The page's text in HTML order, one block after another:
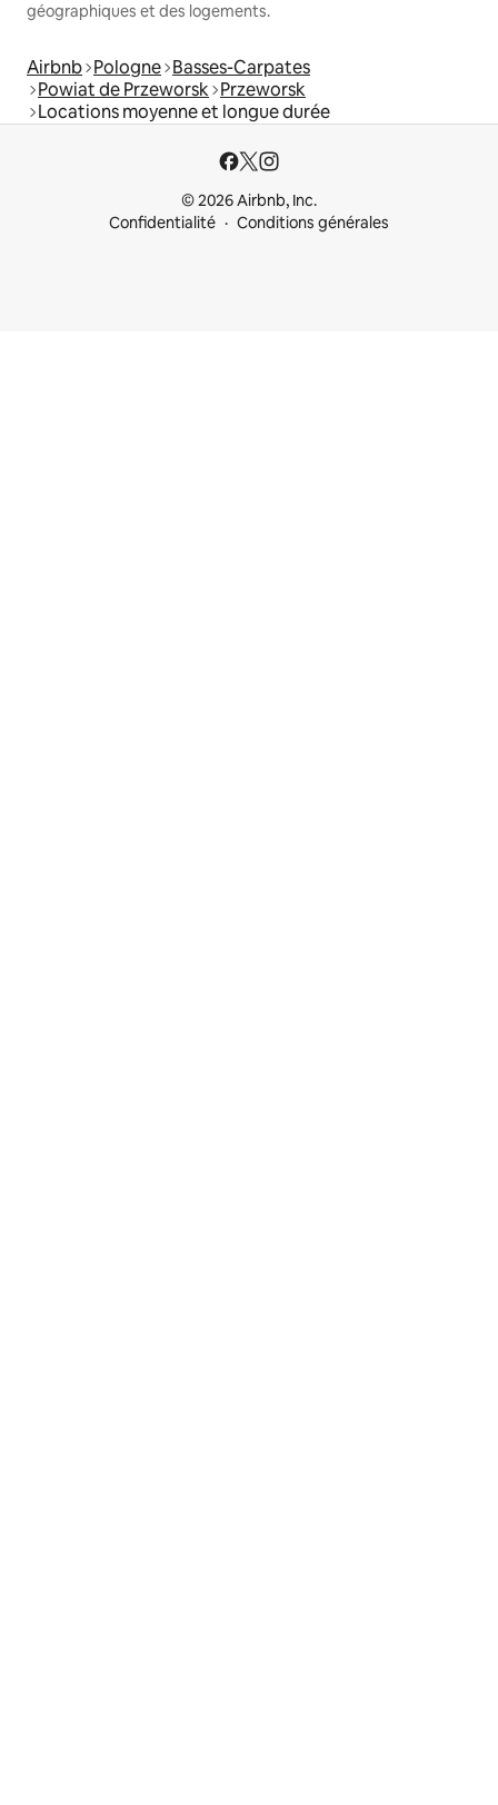
géographiques et des logements.
Airbnb Pologne Basses-Carpates
Powiat de Przeworsk Przeworsk
Locations moyenne et longue durée
© 2026 Airbnb, Inc.
Confidentialité
Conditions générales